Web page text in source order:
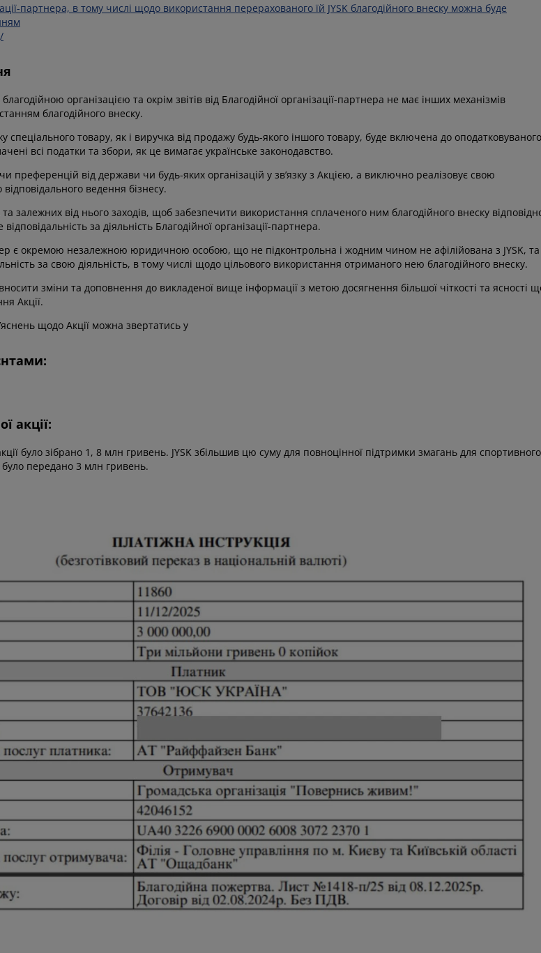
партнера, в тому числі щодо використання перерахованого їй JYSK благодійного внеску можна буде
організацією та окрім звітів від Благодійної організації-партнера не має інших механізмів
благодійного внеску.
спеціального товару, як і виручка від продажу будь-якого іншого товару, буде включена до оподатковуваного
всі податки та збори, як це вимагає українське законодавство.
преференцій від держави чи будь-яких організацій у зв’язку з Акцією, а виключно реалізовує свою
ведення бізнесу.
залежних від нього заходів, щоб забезпечити використання сплаченого ним благодійного внеску
за діяльність Благодійної організації-партнера.
є окремою незалежною юридичною особою, що не підконтрольна і жодним чином не афілійована з JYSK, та
за свою діяльність, в тому числі щодо цільового використання отриманого нею благодійного внеску.
зміни та доповнення до викладеної вище інформації з метою досягнення більшої чіткості та ясності
Акції.
щодо Акції можна звертатись у
акції:
було зібрано 1, 8 млн гривень. JYSK збільшив цю суму для повноцінної підтримки змагань для спортивного
передано 3 млн гривень.